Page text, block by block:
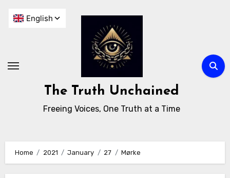
The Truth Unchained
Freeing Voices, One Truth at a Time
Home 2021 January 27 Mørke